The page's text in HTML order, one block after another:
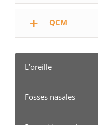
QCM
L’oreille
Fosses nasales